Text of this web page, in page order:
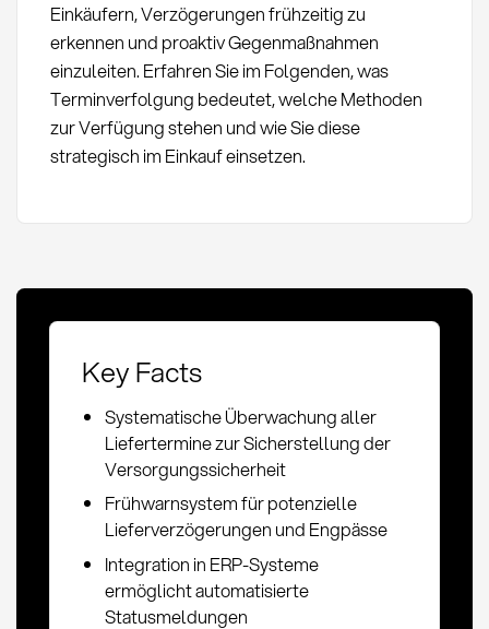
Einkäufern, Verzögerungen frühzeitig zu
erkennen und proaktiv Gegenmaßnahmen
einzuleiten. Erfahren Sie im Folgenden, was
Terminverfolgung bedeutet, welche Methoden
zur Verfügung stehen und wie Sie diese
strategisch im Einkauf einsetzen.
Key Facts
Systematische Überwachung aller
Liefertermine zur Sicherstellung der
Versorgungssicherheit
Frühwarnsystem für potenzielle
Lieferverzögerungen und Engpässe
Integration in ERP-Systeme
ermöglicht automatisierte
Statusmeldungen